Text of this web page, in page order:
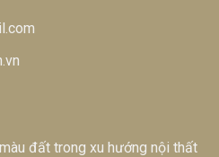
đất trong xu hướng nội thất